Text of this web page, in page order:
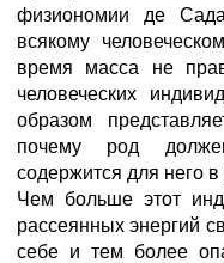
физиономии де
всякому
время масса не
человеческих
образом
почему род
содержится для него
Чем больше этот
рассеянных энергий
себе и тем более